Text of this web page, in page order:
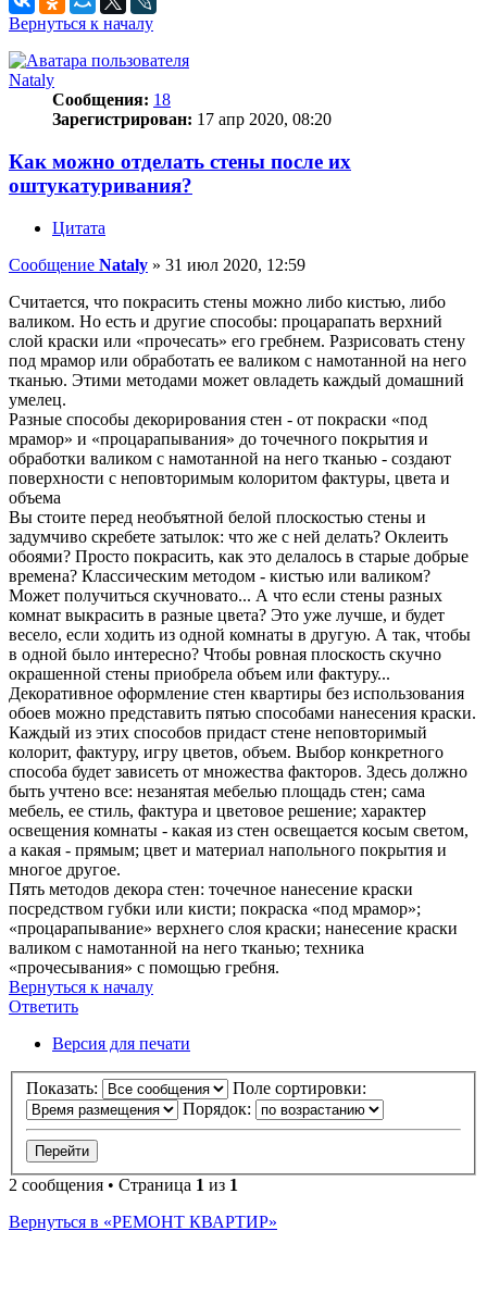
Вернуться к началу
Nataly
Сообщения: 18
Зарегистрирован: 17 апр 2020, 08:20
Как можно отделать стены после их
оштукатуривания?
Цитата
Сообщение Nataly » 31 июл 2020, 12:59
Считается, что покрасить стены можно либо кистью, либо
валиком. Но есть и другие способы: процарапать верхний
слой краски или «прочесать» его гребнем. Разрисовать стену
под мрамор или обработать ее валиком с намотанной на него
тканью. Этими методами может овладеть каждый домашний
умелец.
Разные способы декорирования стен - от покраски «под
мрамор» и «процарапывания» до точечного покрытия и
обработки валиком с намотанной на него тканью - создают
поверхности с неповторимым колоритом фактуры, цвета и
объема
Вы стоите перед необъятной белой плоскостью стены и
задумчиво скребете затылок: что же с ней делать? Оклеить
обоями? Просто покрасить, как это делалось в старые добрые
времена? Классическим методом - кистью или валиком?
Может получиться скучновато... А что если стены разных
комнат выкрасить в разные цвета? Это уже лучше, и будет
весело, если ходить из одной комнаты в другую. А так, чтобы
в одной было интересно? Чтобы ровная плоскость скучно
окрашенной стены приобрела объем или фактуру...
Декоративное оформление стен квартиры без использования
обоев можно представить пятью способами нанесения краски.
Каждый из этих способов придаст стене неповторимый
колорит, фактуру, игру цветов, объем. Выбор конкретного
способа будет зависеть от множества факторов. Здесь должно
быть учтено все: незанятая мебелью площадь стен; сама
мебель, ее стиль, фактура и цветовое решение; характер
освещения комнаты - какая из стен освещается косым светом,
а какая - прямым; цвет и материал напольного покрытия и
многое другое.
Пять методов декора стен: точечное нанесение краски
посредством губки или кисти; покраска «под мрамор»;
«процарапывание» верхнего слоя краски; нанесение краски
валиком с намотанной на него тканью; техника
«прочесывания» с помощью гребня.
Вернуться к началу
Ответить
Ответить
Версия для печати
Показать:
Поле сортировки:
Порядок:
2 сообщения • Страница 1 из 1
Вернуться в «РЕМОНТ КВАРТИР»